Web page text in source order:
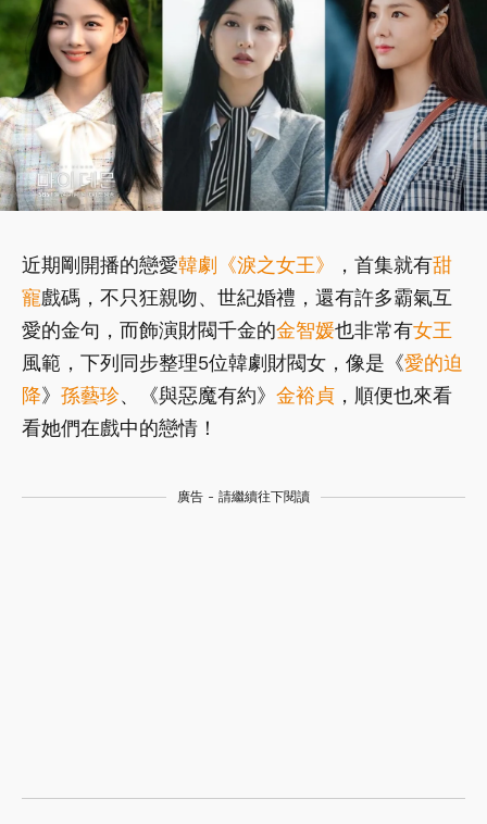
近期剛開播的戀愛韓劇 《淚之女王》 ，首集就有甜
寵戲碼，不只狂親吻、世紀婚禮，還有許多霸氣互
愛的金句，而飾演財閥千金的金智媛也非常有女王
風範，下列同步整理5位韓劇財閥女，像是《愛的迫
降》 孫藝珍、《與惡魔有約》 金裕貞 ，順便也來看
看她們在戲中的戀情！
廣告 - 請繼續往下閱讀